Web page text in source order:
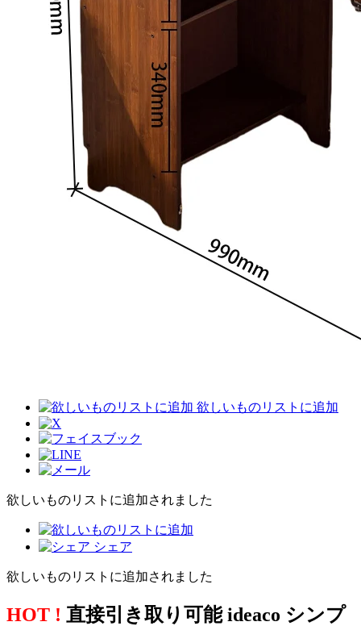
欲しいものリストに追加
欲しいものリストに追加されました
シェア
欲しいものリストに追加されました
HOT ! 直接引き取り可能 ideaco シンプ